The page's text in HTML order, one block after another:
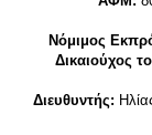
Νόμιμος
Δικαιούχος
Διευθυντής: